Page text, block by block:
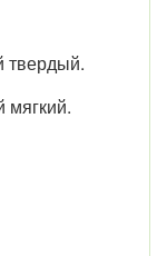
твердый.
мягкий.